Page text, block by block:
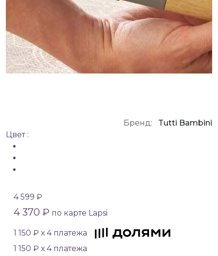
Бренд:
Tutti Bambini
Цвет :
4 599 ₽
4 370 ₽ по карте Lapsi
1 150 ₽ х 4 платежа
1 150 ₽ х 4 платежа